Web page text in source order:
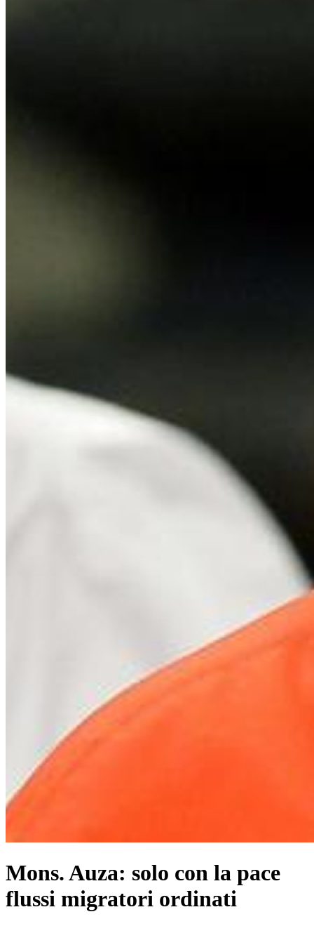
Mons. Auza: solo con la pace
flussi migratori ordinati